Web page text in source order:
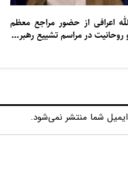
اعرافی از حضور مراجع معظم
روحانیت در مراسم تشییع رهبر…
شما منتشر نمی‌شود.